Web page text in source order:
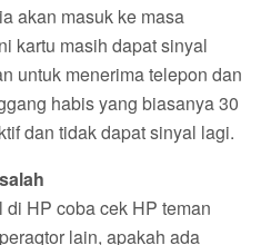
akan masuk ke masa
kartu masih dapat sinyal
untuk menerima telepon dan
habis yang biasanya 30
dan tidak dapat sinyal lagi.
HP coba cek HP teman
lain, apakah ada